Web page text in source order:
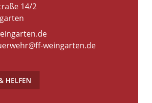
14/2
weingarten.de
HELFEN